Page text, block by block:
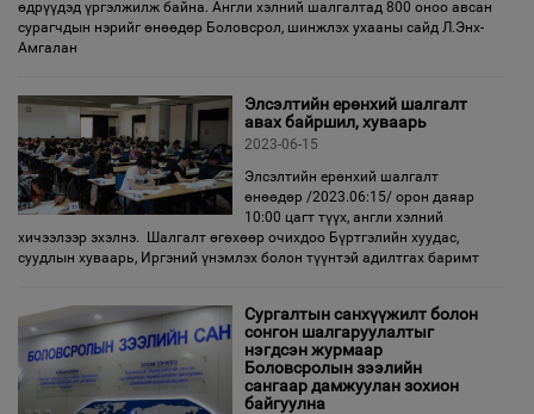
өдрүүдэд үргэлжилж байна. Англи хэлний шалгалтад 800 оноо авсан
сурагчдын нэрийг өнөөдөр Боловсрол, шинжлэх ухааны сайд Л.Энх-
Амгалан
Элсэлтийн ерөнхий шалгалт
авах байршил, хуваарь
2023-06-15
Элсэлтийн ерөнхий шалгалт
өнөөдөр /2023.06:15/ орон даяар
10:00 цагт түүх, англи хэлний
хичээлээр эхэлнэ. Шалгалт өгөхөөр очихдоо Бүртгэлийн хуудас,
суудлын хуваарь, Иргэний үнэмлэх болон түүнтэй адилтгах баримт
Сургалтын санхүүжилт болон
сонгон шалгаруулалтыг
нэгдсэн журмаар
Боловсролын зээлийн
сангаар дамжуулан зохион
байгуулна